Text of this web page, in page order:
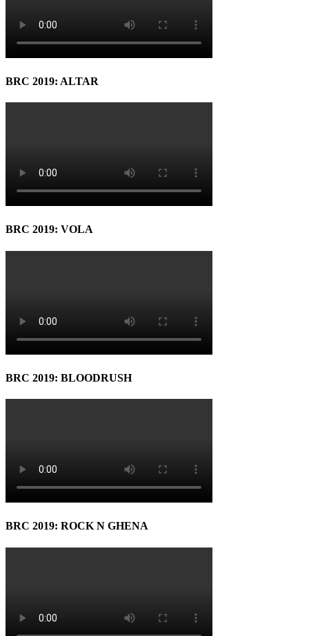
BRC 2019: ALTAR
BRC 2019: VOLA
BRC 2019: BLOODRUSH
BRC 2019: ROCK N GHENA